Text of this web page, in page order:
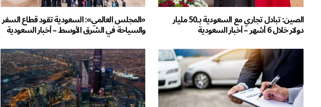
الصين: تبادل تجاري مع السعودية بـ50 مليار
دولار خلال 6 أشهر – أخبار السعودية
«المجلس العالمي»: السعودية تقود قطاع السفر
والسياحة في الشرق الأوسط – أخبار السعودية